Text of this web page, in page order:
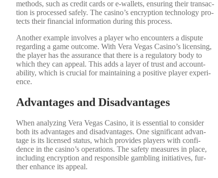
meth­ods, such as cred­it cards or e-wal­lets, ensur­ing their trans­ac­
tion is processed safe­ly. The casino’s encryp­tion tech­nol­o­gy pro­
tects their finan­cial infor­ma­tion dur­ing this process.
Anoth­er exam­ple involves a play­er who encoun­ters a dis­pute
regard­ing a game out­come. With Vera Vegas Casino’s licens­ing,
the play­er has the assur­ance that there is a reg­u­la­to­ry body to
which they can appeal. This adds a lay­er of trust and account­
abil­i­ty, which is cru­cial for main­tain­ing a pos­i­tive play­er expe­ri­
ence.
Advantages and Disadvantages
When ana­lyz­ing Vera Vegas Casi­no, it is essen­tial to con­sid­er
both its advan­tages and dis­ad­van­tages. One sig­nif­i­cant advan­
tage is its licensed sta­tus, which pro­vides play­ers with con­fi­
dence in the casino’s oper­a­tions. The safe­ty mea­sures in place,
includ­ing encryp­tion and respon­si­ble gam­bling ini­tia­tives, fur­
ther enhance its appeal.